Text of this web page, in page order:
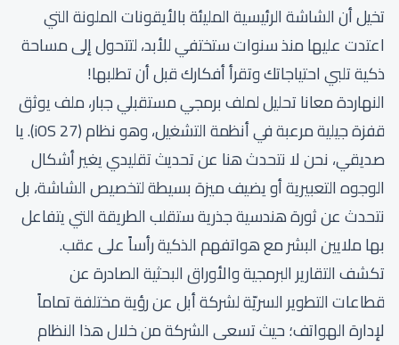
تخيل أن الشاشة الرئيسية المليئة بالأيقونات الملونة التي
اعتدت عليها منذ سنوات ستختفي للأبد، لتتحول إلى مساحة
ذكية تلبي احتياجاتك وتقرأ أفكارك قبل أن تطلبها!
النهاردة معانا تحليل لملف برمجي مستقبلي جبار، ملف يوثق
قفزة جيلية مرعبة في أنظمة التشغيل، وهو نظام (iOS 27). يا
صديقي، نحن لا نتحدث هنا عن تحديث تقليدي يغير أشكال
الوجوه التعبيرية أو يضيف ميزة بسيطة لتخصيص الشاشة، بل
نتحدث عن ثورة هندسية جذرية ستقلب الطريقة التي يتفاعل
بها ملايين البشر مع هواتفهم الذكية رأساً على عقب.
تكشف التقارير البرمجية والأوراق البحثية الصادرة عن
قطاعات التطوير السريّة لشركة أبل عن رؤية مختلفة تماماً
لإدارة الهواتف؛ حيث تسعى الشركة من خلال هذا النظام